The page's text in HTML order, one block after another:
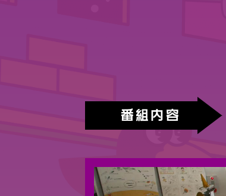
番組内容